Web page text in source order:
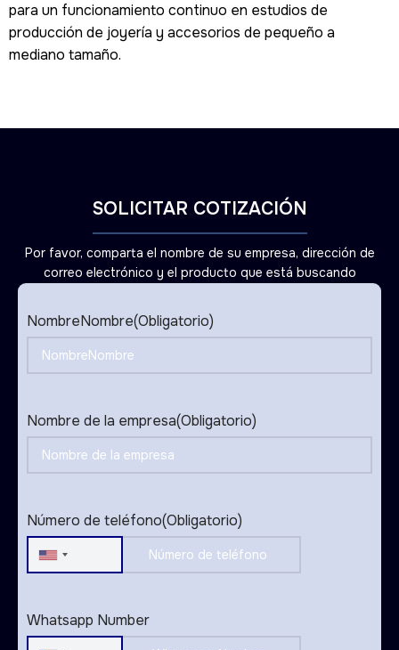
para un funcionamiento continuo en estudios de
producción de joyería y accesorios de pequeño a
mediano tamaño.
SOLICITAR COTIZACIÓN
Por favor, comparta el nombre de su empresa, dirección de
correo electrónico y el producto que está buscando
NombreNombre(Obligatorio)
Nombre de la empresa(Obligatorio)
Número de teléfono(Obligatorio)
United
Whatsapp Number